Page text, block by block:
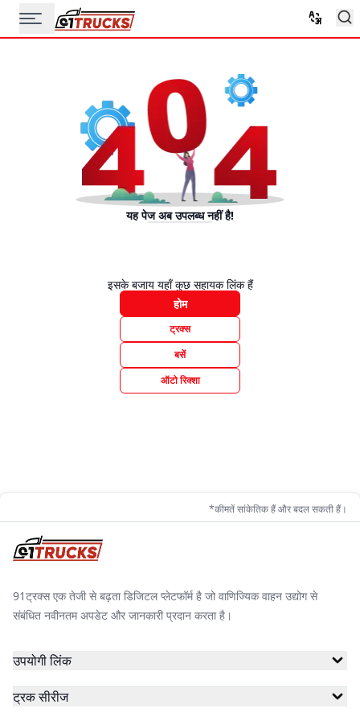
यह पेज अब उपलब्ध नहीं है!
इसके बजाय यहाँ कुछ सहायक लिंक हैं
होम
ट्रक्स
बसें
ऑटो रिक्शा
*कीमतें सांकेतिक हैं और बदल सकती हैं।
91ट्रक्स एक तेजी से बढ़ता डिजिटल प्लेटफॉर्म है जो वाणिज्यिक वाहन उद्योग से
संबंधित नवीनतम अपडेट और जानकारी प्रदान करता है।
उपयोगी लिंक
ट्रक सीरीज